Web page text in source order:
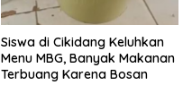
Siswa di Cikidang Keluhkan
Menu MBG, Banyak Makanan
Terbuang Karena Bosan